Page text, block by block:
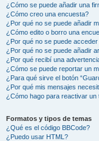
¿Cómo se puede añadir una
¿Cómo creo una encuesta?
¿Por qué no se puede añadir
¿Cómo edito o borro una
¿Por qué no se puede
¿Por qué no se puede añadir
¿Por qué recibí una
¿Cómo se puede reportar un
¿Para qué sirve el botón
¿Por qué mis mensajes
¿Cómo hago para reactivar un
Formatos y tipos de temas
¿Qué es el código BBCode?
¿Puedo usar HTML?